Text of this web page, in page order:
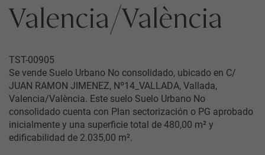
Valencia/València
TST-00905
Se vende Suelo Urbano No consolidado, ubicado en C/
JUAN RAMON JIMENEZ, Nº14_VALLADA, Vallada,
Valencia/València. Este suelo Suelo Urbano No
consolidado cuenta con Plan sectorización o PG aprobado
inicialmente y una superficie total de 480,00 m² y
edificabilidad de 2.035,00 m².